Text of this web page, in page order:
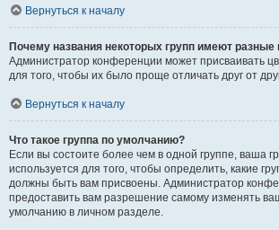
Вернуться к началу
Почему названия некоторых групп имеют разные
Администратор конференции может присваивать
для того, чтобы их было проще отличать друг от
Вернуться к началу
Что такое группа по умолчанию?
Если вы состоите более чем в одной группе, ваша
используется для того, чтобы определить, какие
должны быть вам присвоены. Администратор
предоставить вам разрешение самому изменять
умолчанию в личном разделе.